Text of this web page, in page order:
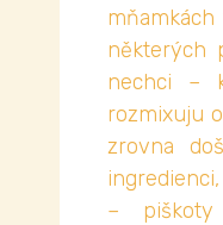
některých
nechci –
rozmixuju
zrovna
–